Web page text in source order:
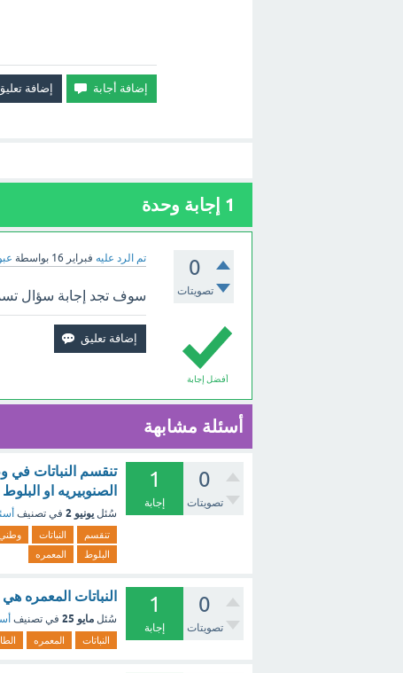
1 إجابة وحدة
0
تصويتات
تم الرد عليه فبراير 16 بواسطة
أفضل إجابة
سوف تجد إجابة سؤال تسمى
أسئلة مشابهة
0
تصويتات
1
إجابة
تنقسم النباتات في
الصنوبيريه او
سُئل يونيو 2 في تصنيف
تنقسم النباتات
البلوط
المعمره
0
تصويتات
1
إجابة
النباتات المعمره
سُئل مايو 25 في تصنيف
النباتات المعمره